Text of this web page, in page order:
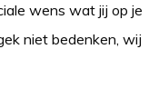
wens wat jij op je
niet bedenken, wij